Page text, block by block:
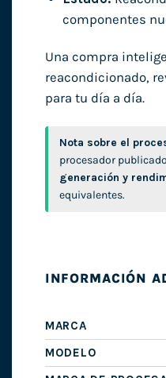
componentes
Una compra
reacondicionado,
para tu día a día.
Nota sobre el
procesador
generación y
equivalentes.
INFORMACIÓN
MARCA
MODELO